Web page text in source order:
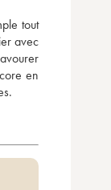
tout
avec
en